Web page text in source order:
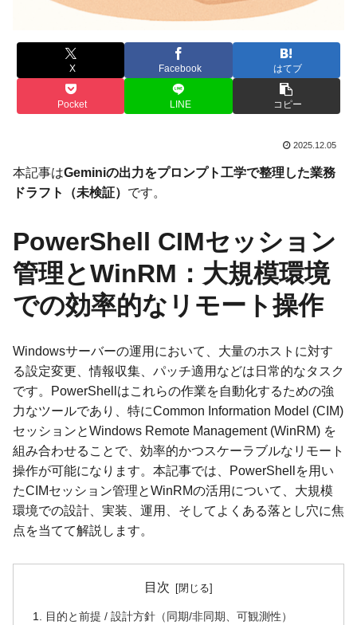
X Facebook はてブ
Pocket LINE コピー
2025.12.05
本記事はGeminiの出力をプロンプト工学で整理した業務
ドラフト（未検証） です。
PowerShell CIMセッション
管理とWinRM：大規模環境
での効率的なリモート操作
Windowsサーバーの運用において、大量のホストに対す
る設定変更、情報収集、パッチ適用などは日常的なタスク
です。PowerShellはこれらの作業を自動化するための強
力なツールであり、特にCommon Information Model (CIM)
セッションとWindows Remote Management (WinRM) を
組み合わせることで、効率的かつスケーラブルなリモート
操作が可能になります。本記事では、PowerShellを用い
たCIMセッション管理とWinRMの活用について、大規模
環境での設計、実装、運用、そしてよくある落とし穴に焦
点を当てて解説します。
目次
目的と前提 / 設計方針（同期/非同期、可観測性）